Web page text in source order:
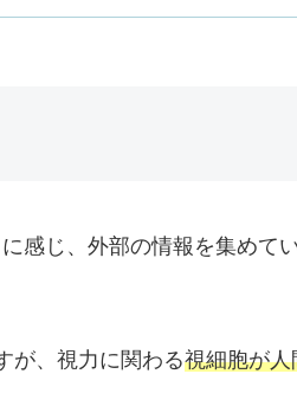
感じ、外部の情報を集めて
が、視力に関わる視細胞が